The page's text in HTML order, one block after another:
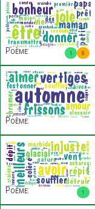
1 8
Poème:
Poème:
1
Poème: